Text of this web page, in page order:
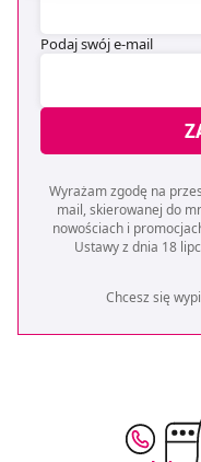
pozyskiwanie od
Strony.
Podaj swój e-mail
Wyrażam zgodę na
mail, skierowanej do
nowościach i
Ustawy z dnia 18
Chcesz się